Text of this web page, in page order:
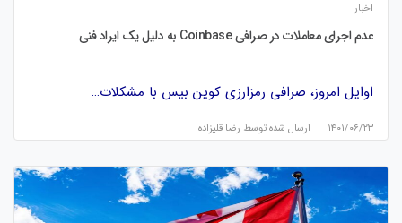
اخبار
عدم اجرای معاملات در صرافی Coinbase به دلیل یک ایراد فنی
اوایل امروز، صرافی رمزارزی کوین بیس با مشکلات…
۱۴۰۱/۰۶/۲۳ ارسال شده توسط رضا قلیزاده